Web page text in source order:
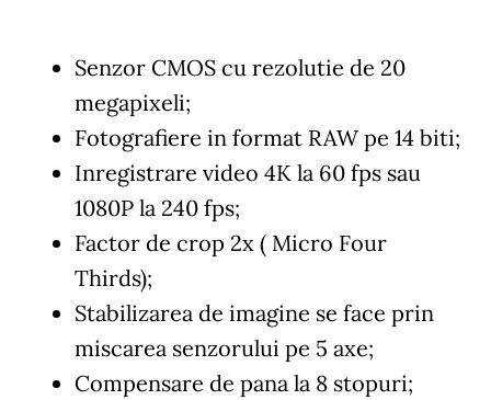
Senzor CMOS cu rezolutie de 20
megapixeli;
Fotografiere in format RAW pe 14 biti;
Inregistrare video 4K la 60 fps sau
1080P la 240 fps;
Factor de crop 2x ( Micro Four
Thirds);
Stabilizarea de imagine se face prin
miscarea senzorului pe 5 axe;
Compensare de pana la 8 stopuri;